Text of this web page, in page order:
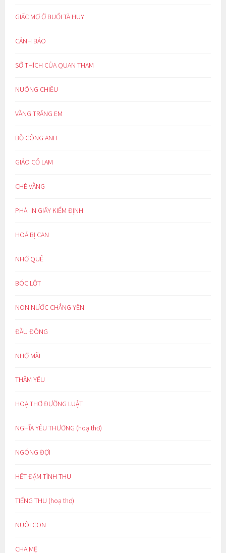
GIẤC MƠ Ở BUỔI TÀ HUY
CẢNH BÁO
SỞ THÍCH CỦA QUAN THAM
NUÔNG CHIỀU
VẦNG TRĂNG EM
BỒ CÔNG ANH
GIẢO CỔ LAM
CHÈ VẰNG
PHẢI IN GIẤY KIỂM ĐỊNH
HOÁ BỊ CAN
NHỚ QUÊ
BÓC LỘT
NON NƯỚC CHẲNG YÊN
ĐẦU ĐÔNG
NHỚ MÃI
THẦM YÊU
HOẠ THƠ ĐƯỜNG LUẬT
NGHĨA YÊU THƯƠNG (hoạ thơ)
NGÓNG ĐỢI
HẾT ĐẬM TÌNH THU
TIẾNG THU (hoạ thơ)
NUÔI CON
CHA MẸ